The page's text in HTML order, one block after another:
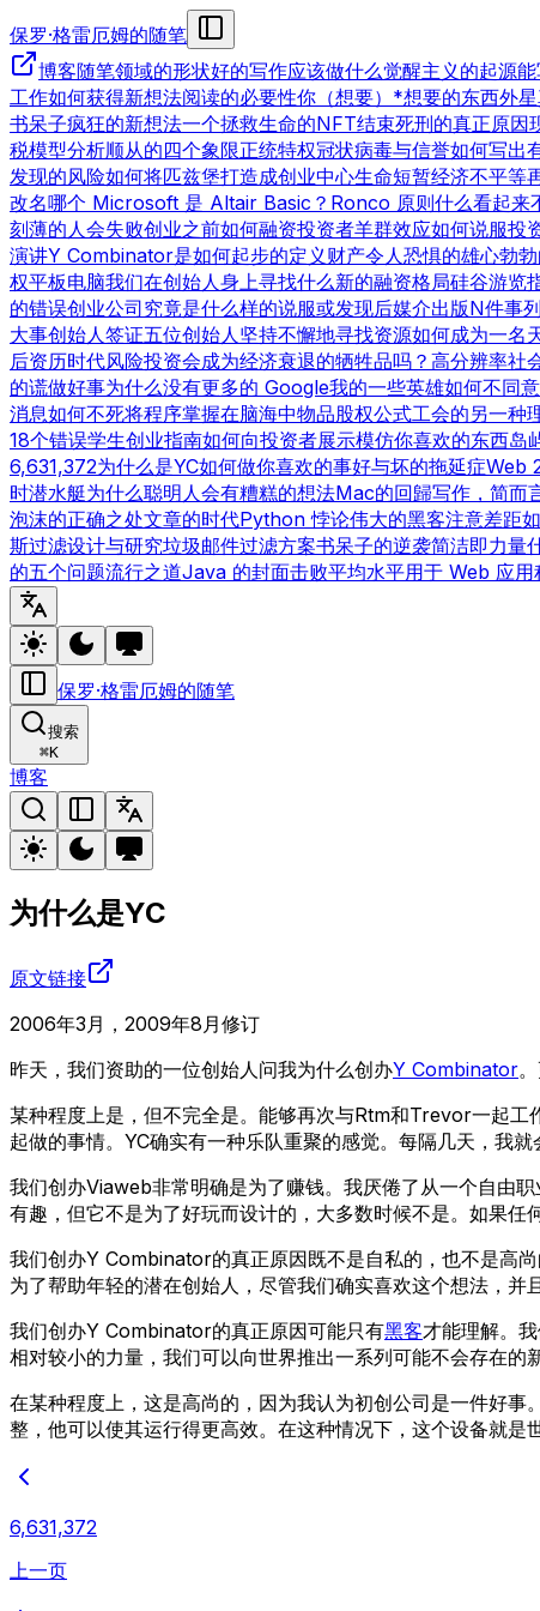
保罗·格雷厄姆的随笔
博客随笔领域的形状好的写作应该做什么觉醒主义的起源
工作如何获得新想法阅读的必要性你（想要）*想要的东西外
书呆子疯狂的新想法一个拯救生命的NFT结束死刑的真正原因
税模型分析顺从的四个象限正统特权冠状病毒与信誉如何写出
发现的风险如何将匹兹堡打造成创业中心生命短暂经济不平等
改名哪个 Microsoft 是 Altair Basic？ Ronco 原则什么看起来
刻薄的人会失败创业之前如何融资投资者羊群效应如何说服投
演讲Y Combinator是如何起步的定义财产令人恐惧的雄心勃
权平板电脑我们在创始人身上寻找什么新的融资格局硅谷游览
的错误创业公司究竟是什么样的说服或发现后媒介出版N件事
大事创始人签证五位创始人坚持不懈地寻找资源如何成为一名
后资历时代风险投资会成为经济衰退的牺牲品吗？ 高分辨率社
的谎做好事为什么没有更多的 Google我的一些英雄如何不同意
消息如何不死将程序掌握在脑海中物品股权公式工会的另一种
18个错误学生创业指南如何向投资者展示模仿你喜欢的东西岛
6,631,372为什么是YC如何做你喜欢的事好与坏的拖延症Web
时潜水艇为什么聪明人会有糟糕的想法Mac的回歸写作，简而
泡沫的正确之处文章的时代Python 悖论伟大的黑客注意差距
斯过滤设计与研究垃圾邮件过滤方案书呆子的逆袭简洁即力量
的五个问题流行之道Java 的封面击败平均水平用于 Web 应用
保罗·格雷厄姆的随笔
搜索
⌘K
博客
为什么是YC
原文链接
2006年3月，2009年8月修订
昨天，我们资助的一位创始人问我为什么创办Y Combinator
某种程度上是，但不完全是。能够再次与Rtm和Trevor一起
起做的事情。YC确实有一种乐队重聚的感觉。每隔几天，我就
我们创办Viaweb非常明确是为了赚钱。我厌倦了从一个自由
有趣，但它不是为了好玩而设计的，大多数时候不是。如果任
我们创办Y Combinator的真正原因既不是自私的，也不是高
为了帮助年轻的潜在创始人，尽管我们确实喜欢这个想法，并
我们创办Y Combinator的真正原因可能只有黑客才能理解。
相对较小的力量，我们可以向世界推出一系列可能不会存在的
在某种程度上，这是高尚的，因为我认为初创公司是一件好
整，他可以使其运行得更高效。在这种情况下，这个设备就是
6,631,372
上一页